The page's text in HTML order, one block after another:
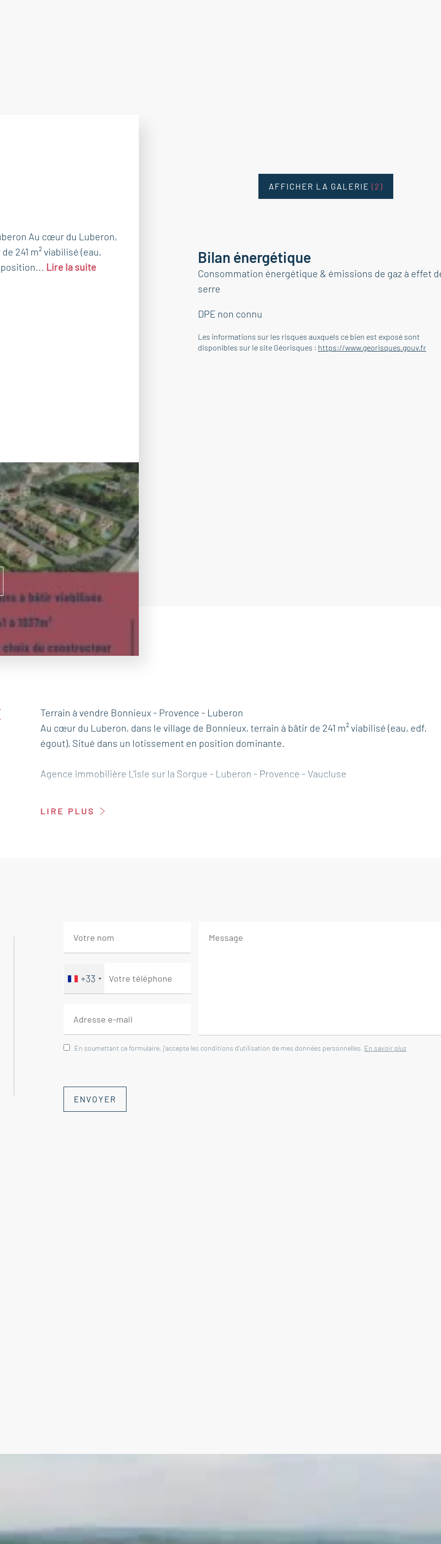
Au cœur du Luberon,
241 m² viabilisé (eau,
Lire la suite
AFFICHER LA GALERIE (2)
Bilan énergétique
Consommation énergétique & émissions de gaz à effet
serre
DPE non connu
Les informations sur les risques auxquels ce bien est exposé sont
disponibles sur le site Géorisques : https://www.georisques.gouv.fr
Terrain à vendre Bonnieux - Provence - Luberon
Au cœur du Luberon, dans le village de Bonnieux, terrain à bâtir de 241 m² viabilisé (eau, edf,
égout), Situé dans un lotissement en position dominante.
Agence immobilière L'isle sur la Sorgue - Luberon - Provence - Vaucluse
LIRE PLUS
+33
En soumettant ce formulaire, j'accepte les conditions d'utilisation de mes données personnelles. En savoir plus
ENVOYER